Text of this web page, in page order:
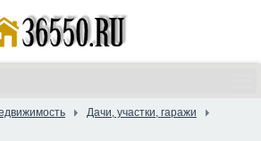
Дачи, участки, гаражи